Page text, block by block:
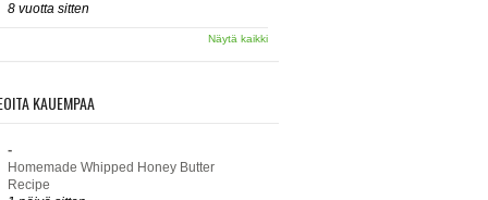
8 vuotta sitten
Näytä kaikki
KAUEMPAA
-
Homemade Whipped Honey Butter
Recipe